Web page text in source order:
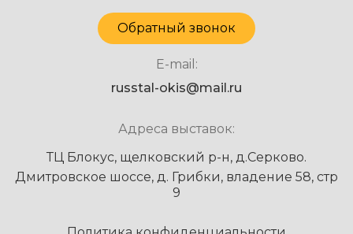
Обратный звонок
E-mail:
russtal-okis@mail.ru
Адреса выставок:
ТЦ Блокус, щелковский р-н, д.Серково.
Дмитровское шоссе, д. Грибки, владение 58, стр
9